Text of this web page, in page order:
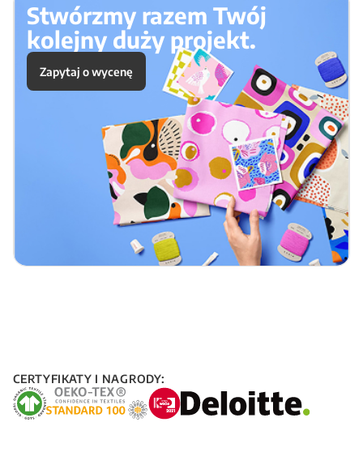
Stwórzmy razem Twój
kolejny duży projekt.
Zapytaj o wycenę
CERTYFIKATY I NAGRODY: